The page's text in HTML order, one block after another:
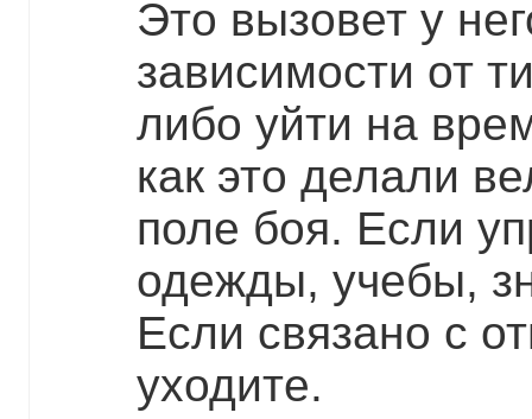
Это вызовет у
зависимости от
либо уйти на
как это делали
поле боя. Если
одежды, учебы,
Если связано с
уходите.